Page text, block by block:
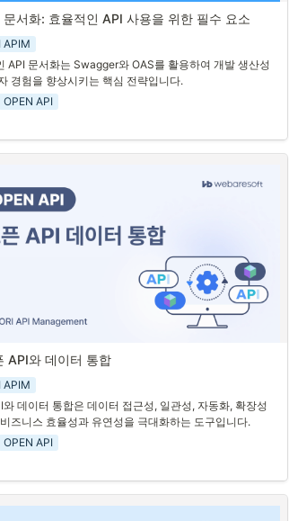
API 활용을 위한 문서화 전략
API 문서는
설명하여 개발자들이 효과적으로 API를 활용할 수 있도
다. 또한, API의 유지 관리와 업데이트를 용이
관점에서 효율성을 높일 수 있습니다.
서화의 중요성
화는 개발자들이 API를 쉽게 이해하고 사용할 수 있도록 돕
명확한 문서화는 개발 과정에서 오류를 줄이고, 개발 생산
며, API 활용시간을 단축하도록 도와줍니다. 왜냐하면 그
로 개발자들 사이의 소통창구 이기 때문입니다.
는 API 문서화를 위한 가장 널리 사용되는 도구 중 하나입
는 API의 엔드포인트, 요청 매개변수, 응답 형식 등
으로 표시하여 개발자들이 쉽게 이해할 수 있도록 합니다.
UI를 통해 인터랙티브한 API 문서를 제공하여, 개발
문서화: 효율적인 API 사용을 위한 필수 요소
APIM
API 문서화는 Swagger와 OAS를 활용하여 개발 생산성
경험을 향상시키는 핵심 전략입니다.
OPEN API
다양한 시스템과 애플리케이션이 원활하게 상호작용하
를 주고받을 수 있도록 돕는 중요한 도구입니다. 오픈 API
이터를 통합하면, 더 효율적이고 유연한 데이터 관리가
니다.
터 접근성 향상
수 있습니다. 이를 통해 데이터의 활용도를 높이고, 다양
케이션 간의 원활한 통합을 촉진할 수 있습니다. 예를 들
API와 데이터 통합
APIM
와 데이터 통합은 데이터 접근성, 일관성, 자동화, 확장성
즈니스 효율성과 유연성을 극대화하는 도구입니다.
OPEN API